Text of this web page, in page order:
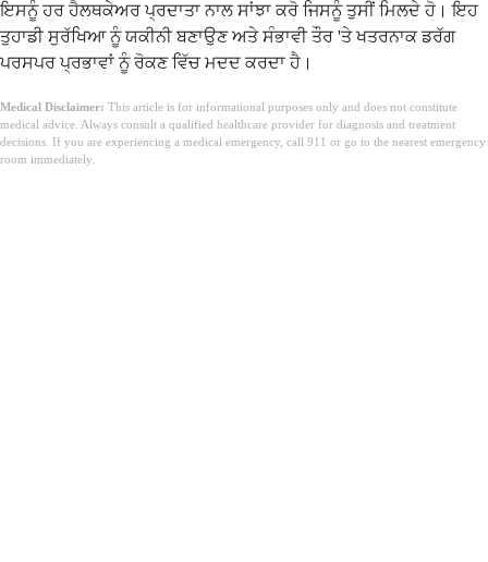
ਇਸਨੂੰ ਹਰ ਹੈਲਥਕੇਅਰ ਪ੍ਰਦਾਤਾ ਨਾਲ ਸਾਂਝਾ ਕਰੋ ਜਿਸਨੂੰ ਤੁਸੀਂ ਮਿਲਦੇ ਹੋ। ਇਹ
ਤੁਹਾਡੀ ਸੁਰੱਖਿਆ ਨੂੰ ਯਕੀਨੀ ਬਣਾਉਣ ਅਤੇ ਸੰਭਾਵੀ ਤੌਰ 'ਤੇ ਖਤਰਨਾਕ ਡਰੱਗ
ਪਰਸਪਰ ਪ੍ਰਭਾਵਾਂ ਨੂੰ ਰੋਕਣ ਵਿੱਚ ਮਦਦ ਕਰਦਾ ਹੈ।
Medical Disclaimer: This article is for informational purposes only and does not constitute
medical advice. Always consult a qualified healthcare provider for diagnosis and treatment
decisions. If you are experiencing a medical emergency, call 911 or go to the nearest emergency
room immediately.